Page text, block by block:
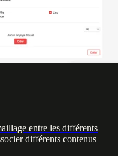
entre les différents
différents contenus